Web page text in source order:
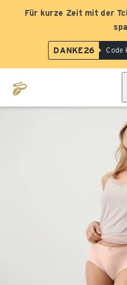
Für kurze Zeit mit der
DANKE26 Code